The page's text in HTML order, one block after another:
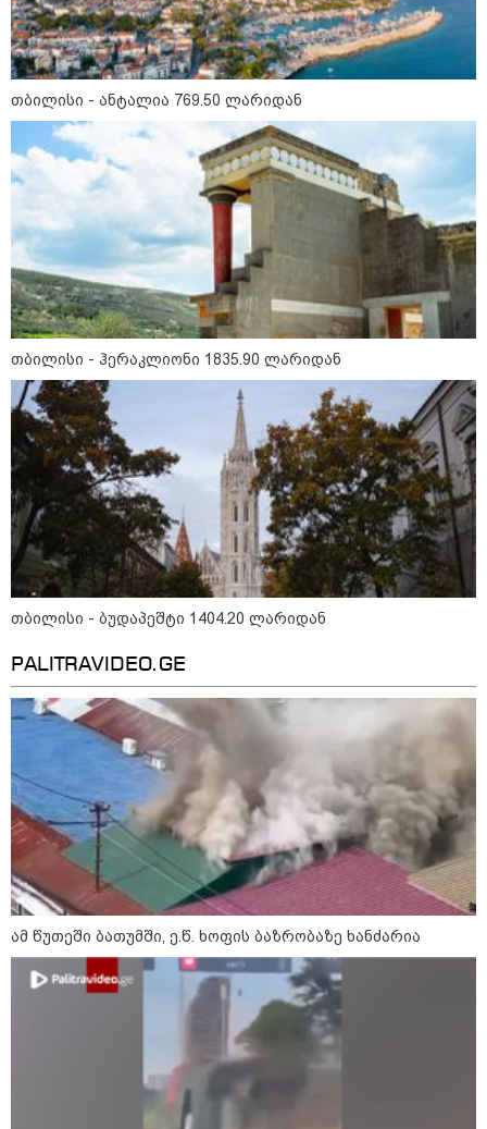
15:49 / 06-08-2026
შეიძინე ალდაგის სამოგზაურო დაზღვევა და
მიიღე გაორმაგებული ინტერნეტი
Faceამბები
15:42 / 07-08-2026
"საიდან იცის, მან სინამდვილეში რა
ხდებოდა... აფხაზეთის ომში თუ არ
ვცდები სამჯერ არის ნამყოფი, არც
ერთხელ 10 დღეს არ ცდებოდა" - გია
ყარყარაშვილი გიორგი ბარამიძის
განცხადებაზე
10:58 / 06-08-2026
"დადგება დრო და თქვენი
დღევანდელი "პოსტაობა"
საკუთარ თავთან
შეგარცხვენთ... თქვენი
შეცდომა არის დანაშაულის
ტოლფასი" - ეკა კუპატაძე ნანუკა
ჟორჟოლიანს
თბილისი - ანტალია 769.50 ლარიდან
თბილისი - ჰერაკლიონი 1835.90 ლარიდან
თბილისი - ბუდაპეშტი 1404.20 ლარიდან
PALITRAVIDEO.GE
ამ წუთეში ბათუმში, ე.წ. ხოფის ბაზრობაზე ხანძარია